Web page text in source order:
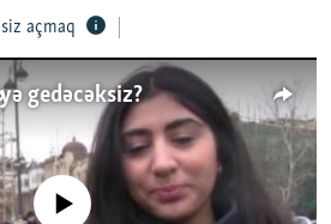
açmaq
gedəcəksiz?
source currently available